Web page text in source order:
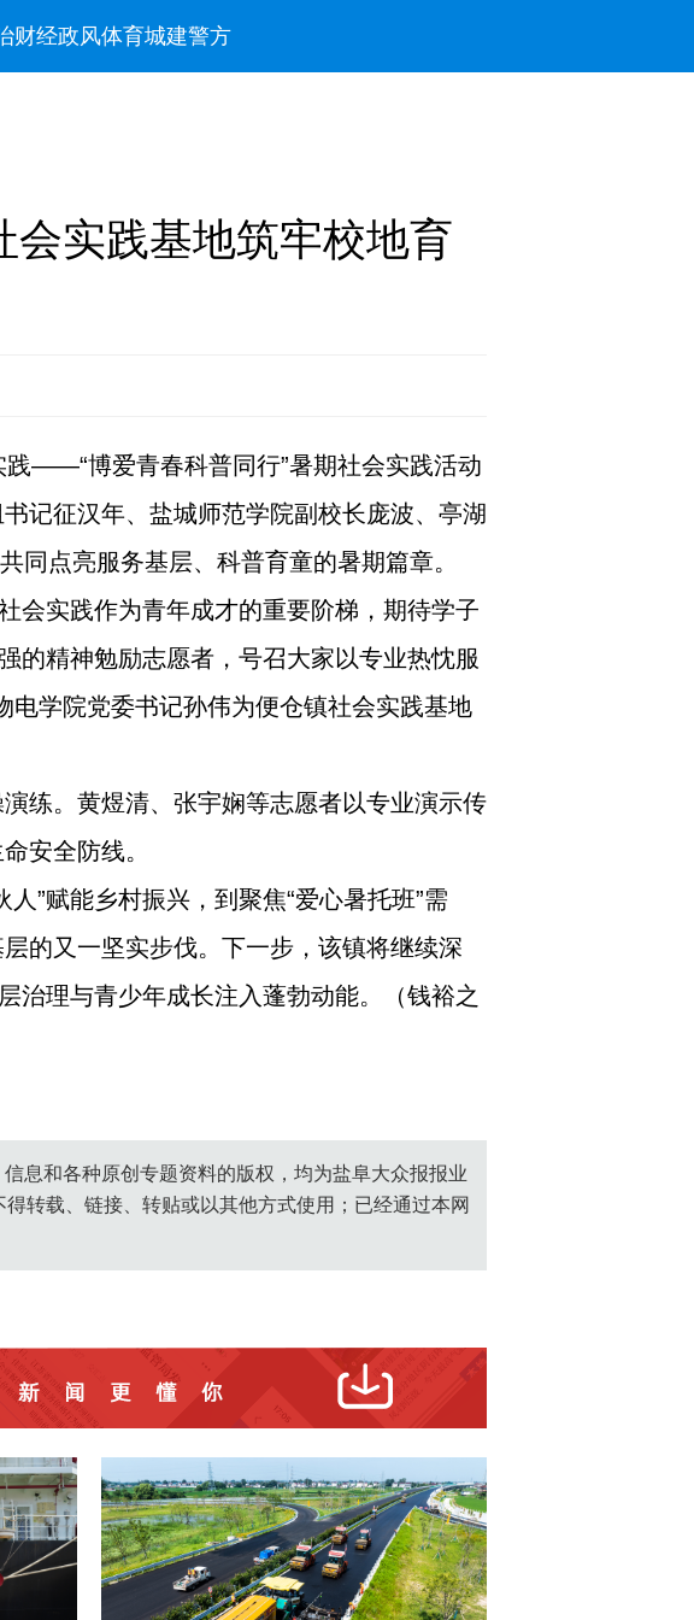
财经政风体育城建警方
实践基地筑牢校地育
——“博爱青春科普同行”暑期社会实践活动
记征汉年、盐城师范学院副校长庞波、亭湖
同点亮服务基层、科普育童的暑期篇章。
会实践作为青年成才的重要阶梯，期待学子
的精神勉励志愿者，号召大家以专业热忱服
电学院党委书记孙伟为便仓镇社会实践基地
练。黄煜清、张宇娴等志愿者以专业演示传
安全防线。
”赋能乡村振兴，到聚焦“爱心暑托班”需
的又一坚实步伐。下一步，该镇将继续深
治理与青少年成长注入蓬勃动能。（钱裕之
信息和各种原创专题资料的版权，均为盐阜大众报报业
转载、链接、转贴或以其他方式使用；已经通过本网